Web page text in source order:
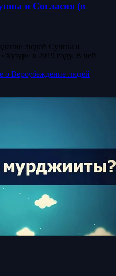
и Согласия (в
людей Сунны и
в 2019 году. В ней
о Вероубеждение людей